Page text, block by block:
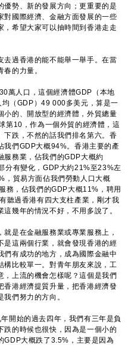
優勢、新的發展方向；更重要的是
對國際經濟、金融方面發展的一些
，希望大家可以抽時間到香港走走
過香港的能不能舉一舉手。在當
的力量。
人口，這個經濟體GDP（本地
（GDP）49 000多美元，算是一
小的、開放型的經濟體，外貿總量
第10，作為一個外貿的經濟體，這
下跌，不然的話我們排名第六。香
我們GDP大概94%。香港主要的產
服務業，佔我們的GDP大概約
分有變化，GDP大約21%至23%左
，貿易方面佔我們勞動人口大概
務，佔我們的GDP大概11%，聘用
聽過香港有四大支柱產業，剛才我
幾年的情況不好，不用多說了。
是在金融服務業或專業服務上，
是這兩個行業，就會發現香港的經
們有成功的地方，成為國際金融中
構比較單一。對青年朋友來說，工
，上流的機會怎樣呢？這個是我們
香港經濟提質升量，把香港經濟發
們努力的方向。
始的過去四年，我們有三年是負
跌的時候也很快，因為是一個小的
GDP大概跌了3.5%，主要是因為